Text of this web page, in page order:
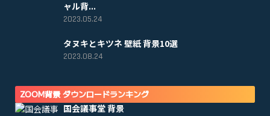
ャル背...
2023.05.24
タヌキとキツネ 壁紙 背景10選
2023.08.24
ZOOM背景 ダウンロードランキング
国会議事堂 背景